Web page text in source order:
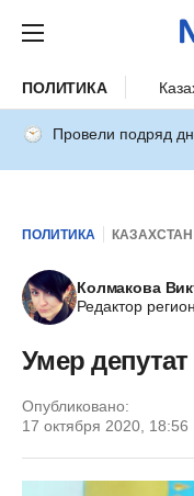
ПОЛИТИКА
Провели подряд
ПОЛИТИКА КАЗАХСТАН
Колмакова
Редактор
Умер
Опубликовано:
17 октября 2020, 18:56